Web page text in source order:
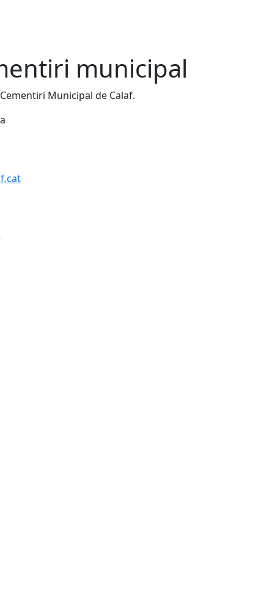
municipal
Municipal de Calaf.